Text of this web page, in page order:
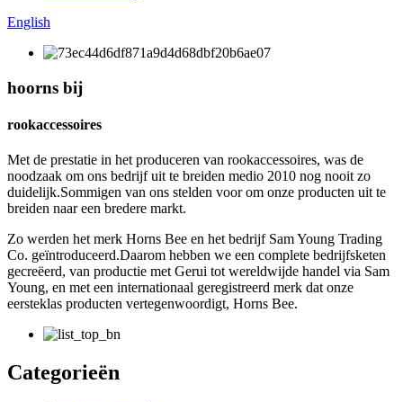
English
hoorns bij
rookaccessoires
Met de prestatie in het produceren van rookaccessoires, was de
noodzaak om ons bedrijf uit te breiden medio 2010 nog nooit zo
duidelijk.Sommigen van ons stelden voor om onze producten uit te
breiden naar een bredere markt.
Zo werden het merk Horns Bee en het bedrijf Sam Young Trading
Co. geïntroduceerd.Daarom hebben we een complete bedrijfsketen
gecreëerd, van productie met Gerui tot wereldwijde handel via Sam
Young, en met een internationaal geregistreerd merk dat onze
eersteklas producten vertegenwoordigt, Horns Bee.
Categorieën